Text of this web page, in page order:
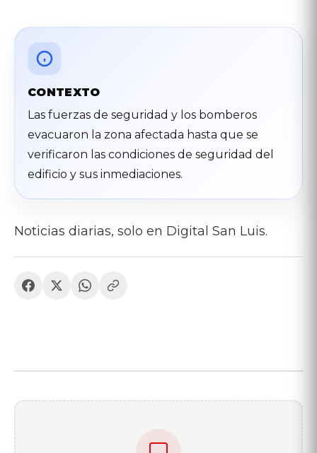
CONTEXTO
Las fuerzas de seguridad y los bomberos
evacuaron la zona afectada hasta que se
verificaron las condiciones de seguridad del
edificio y sus inmediaciones.
Noticias diarias, solo en Digital San Luis.